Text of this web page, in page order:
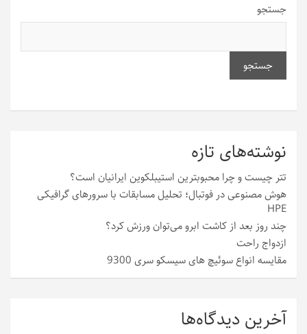
جستجو
جستجو
نوشته‌های تازه
تتر چیست و چرا محبوبترین استیبلکوین ایرانیان است؟
هوش مصنوعی در فوتبال؛ تحلیل مسابقات با سرورهای گرافیکی
HPE
چند روز بعد از کاشت ابرو می‌توان ورزش کرد؟
ازدواج راحت
مقایسه انواع سوئیچ های سیسکو سری 9300
آخرین دیدگاه‌ها